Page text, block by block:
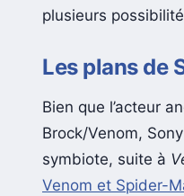
plusieurs
Les plans de
Bien que l’acteur
Brock/Venom,
symbiote, suite à
Venom et Spider-